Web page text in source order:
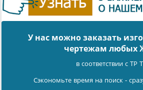
У нас можно заказать
чертежам любых
в соответствии с ТР
Сэкономьте время на поиск -